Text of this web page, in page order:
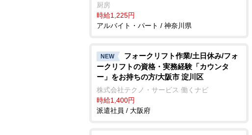
厨房
時給1,225円
アルバイト・パート / 神奈川県
NEW
フォークリフト作業/土日休み/フォ
ークリフトの資格・実務経験「カウンタ
ー」をお持ちの方/大阪市 淀川区
株式会社テクノ・サービス 働くナビ
時給1,400円
派遣社員 / 大阪府